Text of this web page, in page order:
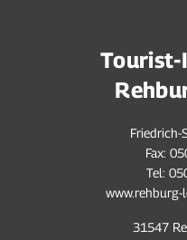
Friedrich-
Fax:
Tel:
31547